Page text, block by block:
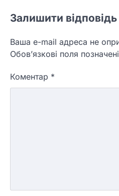
Залишити відповідь
Ваша e-mail адреса не
Обов’язкові поля позначені
Коментар *